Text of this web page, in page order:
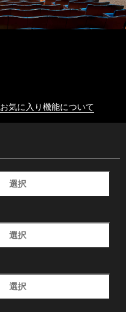
お気に入り機能について
選択
選択
選択